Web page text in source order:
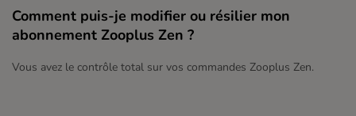
Comment puis-je modifier ou résilier mon
abonnement Zooplus Zen ?
Vous avez le contrôle total sur vos commandes Zooplus Zen.